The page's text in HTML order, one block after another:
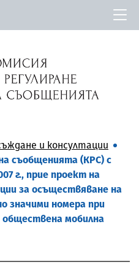
и консултации
съобщенията (КРС) с
г., прие проект на
за осъществяване на
значими номера при
обществена мобилна